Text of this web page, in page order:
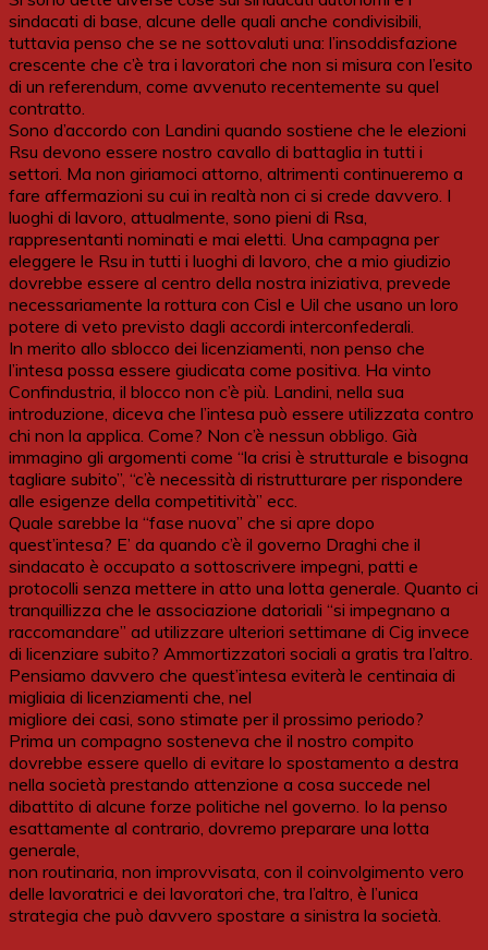
sindacati di base, alcune delle quali anche condivisibili,
tuttavia penso che se ne sottovaluti una: l’insoddisfazione
crescente che c’è tra i lavoratori che non si misura con l’esito
di un referendum, come avvenuto recentemente su quel
contratto.
Sono d’accordo con Landini quando sostiene che le elezioni
Rsu devono essere nostro cavallo di battaglia in tutti i
settori. Ma non giriamoci attorno, altrimenti continueremo a
fare affermazioni su cui in realtà non ci si crede davvero. I
luoghi di lavoro, attualmente, sono pieni di Rsa,
rappresentanti nominati e mai eletti. Una campagna per
eleggere le Rsu in tutti i luoghi di lavoro, che a mio giudizio
dovrebbe essere al centro della nostra iniziativa, prevede
necessariamente la rottura con Cisl e Uil che usano un loro
potere di veto previsto dagli accordi interconfederali.
In merito allo sblocco dei licenziamenti, non penso che
l’intesa possa essere giudicata come positiva. Ha vinto
Confindustria, il blocco non c’è più. Landini, nella sua
introduzione, diceva che l’intesa può essere utilizzata contro
chi non la applica. Come? Non c’è nessun obbligo. Già
immagino gli argomenti come “la crisi è strutturale e bisogna
tagliare subito”, “c’è necessità di ristrutturare per rispondere
alle esigenze della competitività” ecc.
Quale sarebbe la “fase nuova” che si apre dopo
quest’intesa? E’ da quando c’è il governo Draghi che il
sindacato è occupato a sottoscrivere impegni, patti e
protocolli senza mettere in atto una lotta generale. Quanto ci
tranquillizza che le associazione datoriali “si impegnano a
raccomandare” ad utilizzare ulteriori settimane di Cig invece
di licenziare subito? Ammortizzatori sociali a gratis tra l’altro.
Pensiamo davvero che quest’intesa eviterà le centinaia di
migliaia di licenziamenti che, nel
migliore dei casi, sono stimate per il prossimo periodo?
Prima un compagno sosteneva che il nostro compito
dovrebbe essere quello di evitare lo spostamento a destra
nella società prestando attenzione a cosa succede nel
dibattito di alcune forze politiche nel governo. Io la penso
esattamente al contrario, dovremo preparare una lotta
generale,
non routinaria, non improvvisata, con il coinvolgimento vero
delle lavoratrici e dei lavoratori che, tra l’altro, è l’unica
strategia che può davvero spostare a sinistra la società.